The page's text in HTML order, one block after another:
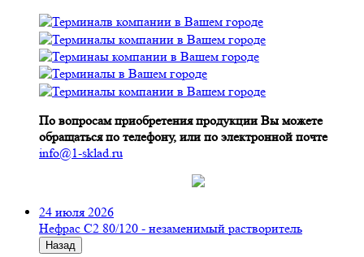
По вопросам приобретения продукции Вы можете
обращаться по телефону, или по электронной почте
info@1-sklad.ru
24 июля 2026
Нефрас С2 80/120 - незаменимый растворитель
Назад